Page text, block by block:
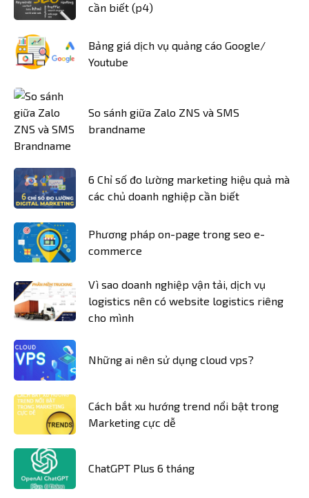
cần biết (p4)
Bảng giá dịch vụ quảng cáo Google/
Youtube
So sánh giữa Zalo ZNS và SMS
brandname
6 Chỉ số đo lường marketing hiệu quả mà
các chủ doanh nghiệp cần biết
Phương pháp on-page trong seo e-
commerce
Vì sao doanh nghiệp vận tải, dịch vụ
logistics nên có website logistics riêng
cho mình
Những ai nên sử dụng cloud vps?
Cách bắt xu hướng trend nổi bật trong
Marketing cực dễ
ChatGPT Plus 6 tháng